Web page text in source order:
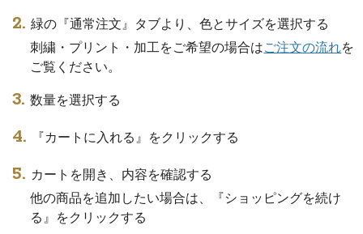
緑の『通常注文』タブより、色とサイズを選択する
刺繍・プリント・加工をご希望の場合はご注文の流れを
ご覧ください。
数量を選択する
『カートに入れる』をクリックする
カートを開き、内容を確認する
他の商品を追加したい場合は、『ショッピングを続け
る』をクリックする